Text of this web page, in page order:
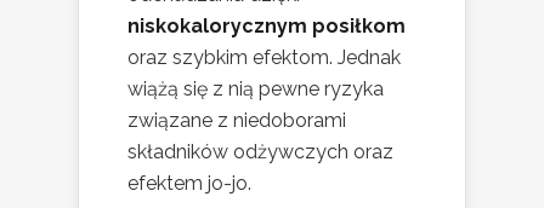
niskokalorycznym posiłkom
oraz szybkim efektom. Jednak
wiążą się z nią pewne ryzyka
związane z niedoborami
składników odżywczych oraz
efektem jo-jo.